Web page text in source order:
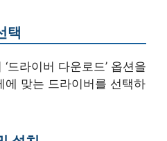
택
드라이버 다운로드’ 옵션을
에 맞는 드라이버를 선택하